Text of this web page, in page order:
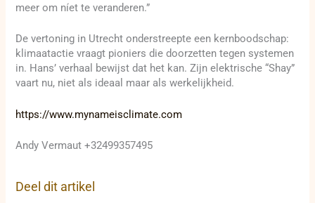
meer om níet te veranderen.”
De vertoning in Utrecht onderstreepte een kernboodschap:
klimaatactie vraagt pioniers die doorzetten tegen systemen
in. Hans’ verhaal bewijst dat het kan. Zijn elektrische “Shay”
vaart nu, niet als ideaal maar als werkelijkheid.
https://www.mynameisclimate.com
Andy Vermaut +32499357495
Deel dit artikel